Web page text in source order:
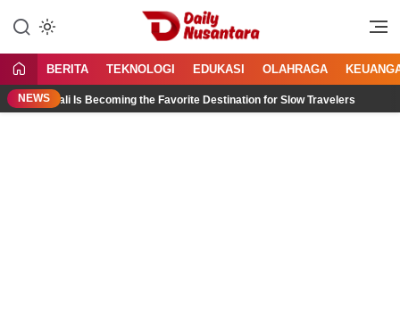
konten
Daily Nusantara
Menyajikan Fakta, Menginspirasi
BERITA TEKNOLOGI EDUKASI OLAHRAGA
NEWS
Bali Is Becoming the Favorite Destination for Slow Travelers